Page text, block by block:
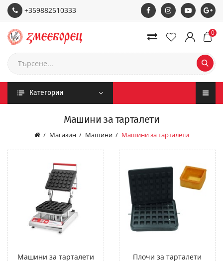
+359882510333
0
Категории
Машини за тарталети
Магазин Машини Машини за тарталети
Машини за тарталети Плочи за тарталети